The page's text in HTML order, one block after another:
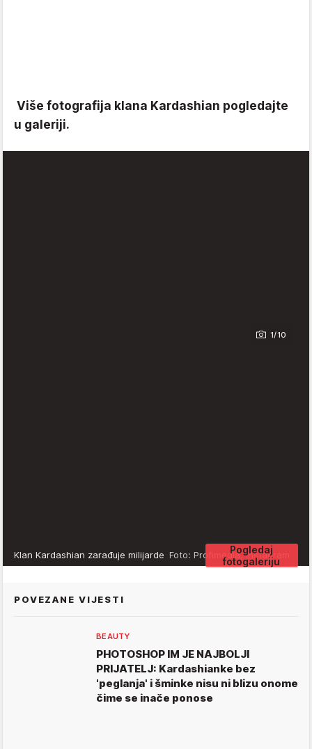
Više fotografija klana Kardashian pogledajte
u galeriji.
1/10
Pogledaj
fotogaleriju
Klan Kardashian zarađuje milijarde Foto: Profimedia, Instagram
POVEZANE VIJESTI
BEAUTY
PHOTOSHOP IM JE NAJBOLJI
PRIJATELJ: Kardashianke bez
'peglanja' i šminke nisu ni blizu onome
čime se inače ponose